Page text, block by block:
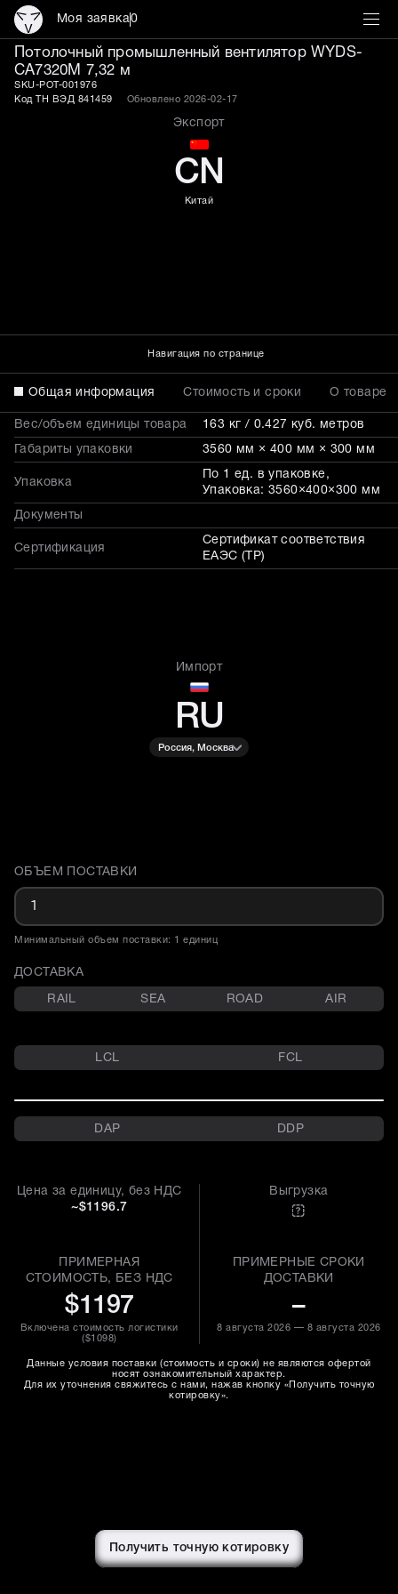
Моя заявка0
Потолочный
Потолочный промышленный вентилятор WYDS-
CA7320M 7,32 м
SKU-POT-001976
Код ТН ВЭД 841459
Обновлено 2026-02-17
Экспорт
CN
Китай
Навигация по странице
Общая информация Стоимость и сроки О товаре
Вес/объем единицы товара 163 кг / 0.427 куб. метров
Габариты упаковки 3560 мм × 400 мм × 300 мм
Упаковка
По 1 ед. в упаковке,
Упаковка: 3560×400×300 мм
Документы
Сертификация
Сертификат соответствия
ЕАЭС (ТР)
Импорт
RU
Россия, Москва
Доставка и объем поставки
ОБЪЕМ ПОСТАВКИ
Минимальный объем поставки: 1 единиц
ДОСТАВКА
RAIL SEA ROAD AIR
LCL FCL
DAP DDP
Цена за единицу, без НДС
~$1196.7
ПРИМЕРНАЯ
СТОИМОСТЬ, БЕЗ НДС
$1197
Включена стоимость логистики
($1098)
Выгрузка
ПРИМЕРНЫЕ СРОКИ
ДОСТАВКИ
–
8 августа 2026 — 8 августа 2026
Данные условия поставки (стоимость и сроки) не являются офертой
носят ознакомительный характер.
Для их уточнения свяжитесь с нами, нажав кнопку «Получить точную
котировку».
Получить точную котировку